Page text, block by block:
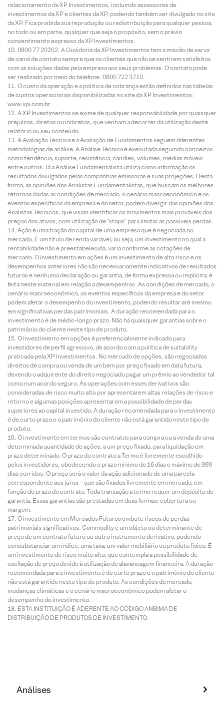
relacionamento da XP Investimentos, incluindo assessores de
investimentos da XP e clientes da XP, podendo também ser divulgado no site
da XP. Fica proibida sua reprodução ou redistribuição para qualquer pessoa,
no todo ou em parte, qualquer que seja o propósito, sem o prévio
consentimento expresso da XP Investimentos.
0800 77 20202. A Ouvidoria da XP Investimentos tem a missão de servir
de canal de contato sempre que os clientes que não se sentirem satisfeitos
com as soluções dadas pela empresa aos seus problemas. O contato pode
ser realizado por meio do telefone: 0800 722 3710.
O custo da operação e a política de cobrança estão definidos nas tabelas
de custos operacionais disponibilizadas no site da XP Investimentos:
www.xpi.com.br.
A XP Investimentos se exime de qualquer responsabilidade por quaisquer
prejuízos, diretos ou indiretos, que venham a decorrer da utilização deste
relatório ou seu conteúdo.
A Avaliação Técnica e a Avaliação de Fundamentos seguem diferentes
metodologias de análise. A Análise Técnica é executada seguindo conceitos
como tendência, suporte, resistência, candles, volumes, médias móveis
entre outros. Já a Análise Fundamentalista utiliza como informação os
resultados divulgados pelas companhias emissoras e suas projeções. Desta
forma, as opiniões dos Analistas Fundamentalistas, que buscam os melhores
retornos dadas as condições de mercado, o cenário macroeconômico e os
eventos específicos da empresa e do setor, podem divergir das opiniões dos
Analistas Técnicos, que visam identificar os movimentos mais prováveis dos
preços dos ativos, com utilização de “stops” para limitar as possíveis perdas.
Ação é uma fração do capital de uma empresa que é negociada no
mercado. É um título de renda variável, ou seja, um investimento no qual a
rentabilidade não é preestabelecida, varia conforme as cotações de
mercado. O investimento em ações é um investimento de alto risco e os
desempenhos anteriores não são necessariamente indicativos de resultados
futuros e nenhuma declaração ou garantia, de forma expressa ou implícita, é
feita neste material em relação a desempenhos. As condições de mercado, o
cenário macroeconômico, os eventos específicos da empresa e do setor
podem afetar o desempenho do investimento, podendo resultar até mesmo
em significativas perdas patrimoniais. A duração recomendada para o
investimento é de médio-longo prazo. Não há quaisquer garantias sobre o
patrimônio do cliente neste tipo de produto.
O investimento em opções é preferencialmente indicado para
investidores de perfil agressivo, de acordo com a política de suitability
praticada pela XP Investimentos. No mercado de opções, são negociados
direitos de compra ou venda de um bem por preço fixado em data futura,
devendo o adquirente do direito negociado pagar um prêmio ao vendedor tal
como num acordo seguro. As operações com esses derivativos são
consideradas de risco muito alto por apresentarem altas relações de risco e
retorno e algumas posições apresentarem a possibilidade de perdas
superiores ao capital investido. A duração recomendada para o investimento
é de curto prazo e o patrimônio do cliente não está garantido neste tipo de
produto.
O investimento em termos são contratos para compra ou a venda de uma
determinada quantidade de ações, a um preço fixado, para liquidação em
prazo determinado. O prazo do contrato a Termo é livremente escolhido
pelos investidores, obedecendo o prazo mínimo de 16 dias e máximo de 999
dias corridos. O preço será o valor da ação adicionado de uma parcela
correspondente aos juros – que são fixados livremente em mercado, em
função do prazo do contrato. Toda transação a termo requer um depósito de
garantia. Essas garantias são prestadas em duas formas: cobertura ou
margem.
O investimento em Mercados Futuros embute riscos de perdas
patrimoniais significativos. Commodity é um objeto ou determinante de
preço de um contrato futuro ou outro instrumento derivativo, podendo
consubstanciar um índice, uma taxa, um valor mobiliário ou produto físico. É
um investimento de risco muito alto, que contempla a possibilidade de
oscilação de preço devido à utilização de alavancagem financeira. A duração
recomendada para o investimento é de curto prazo e o patrimônio do cliente
não está garantido neste tipo de produto. As condições de mercado,
mudanças climáticas e o cenário macroeconômico podem afetar o
desempenho do investimento.
ESTA INSTITUIÇÃO É ADERENTE AO CÓDIGO ANBIMA DE
DISTRIBUIÇÃO DE PRODUTOS DE INVESTIMENTO.
Análises